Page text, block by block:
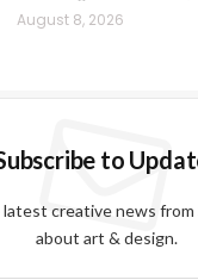
August 8, 2026
to
creative news from
about art & design.